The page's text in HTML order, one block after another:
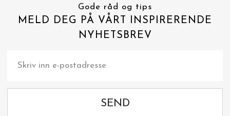
Gode råd og tips
MELD DEG PÅ VÅRT INSPIRERENDE
NYHETSBREV
SEND